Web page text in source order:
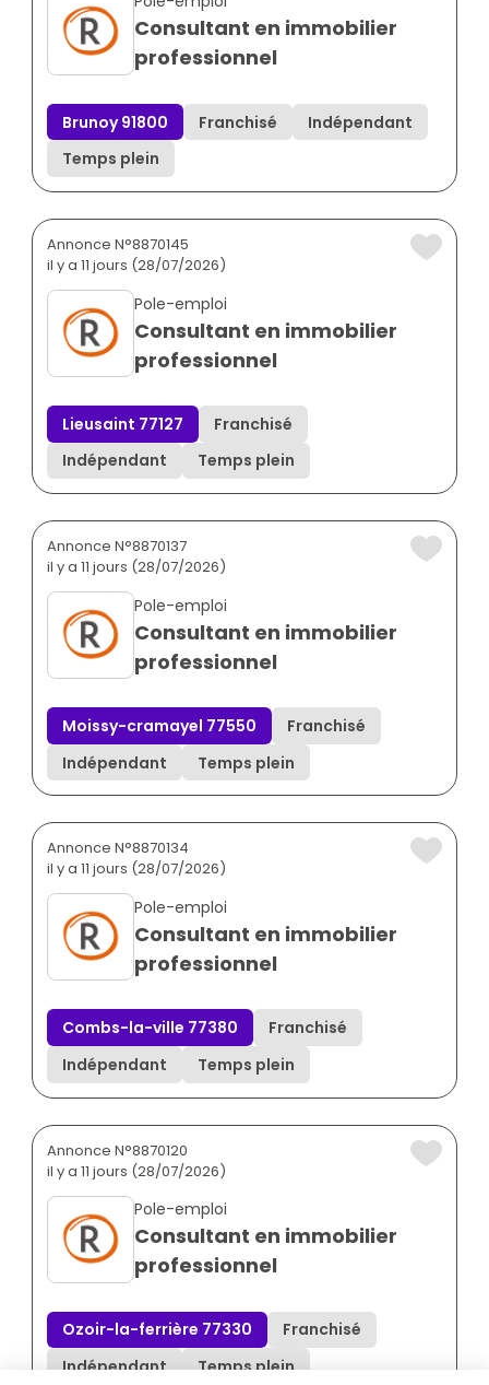
Consultant en immobilier
professionnel
Brunoy 91800 Franchisé
Indépendant
Temps plein
Annonce N°8870145
il y a 11 jours (28/07/2026)
Pole-emploi
Consultant en immobilier
professionnel
Lieusaint 77127
Franchisé
Indépendant
Temps plein
Annonce N°8870137
il y a 11 jours (28/07/2026)
Pole-emploi
Consultant en immobilier
professionnel
Moissy-cramayel 77550
Franchisé
Indépendant
Temps plein
Annonce N°8870134
il y a 11 jours (28/07/2026)
Pole-emploi
Consultant en immobilier
professionnel
Combs-la-ville 77380
Franchisé
Indépendant
Temps plein
Annonce N°8870120
il y a 11 jours (28/07/2026)
Pole-emploi
Consultant en immobilier
professionnel
Ozoir-la-ferrière 77330
Franchisé
Indépendant
Temps plein